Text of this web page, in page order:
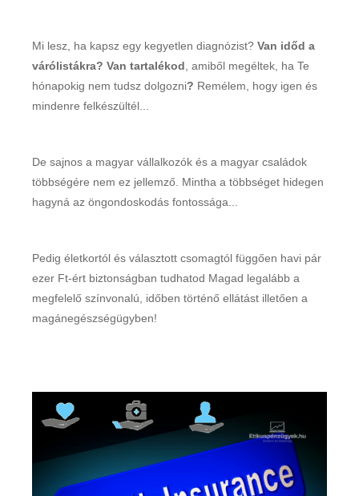
Mi lesz, ha kapsz egy kegyetlen diagnózist? Van időd a
várólistákra? Van tartalékod , amiből megéltek, ha Te
hónapokig nem tudsz dolgozni? Remélem, hogy igen és
mindenre felkészültél...
De sajnos a magyar vállalkozók és a magyar családok
többségére nem ez jellemző. Mintha a többséget hidegen
hagyná az öngondoskodás fontossága...
Pedig életkortól és választott csomagtól függően havi pár
ezer Ft-ért biztonságban tudhatod Magad legalább a
megfelelő színvonalú, időben történő ellátást illetően a
magánegészségügyben!